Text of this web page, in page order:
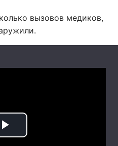
вызовов медиков,